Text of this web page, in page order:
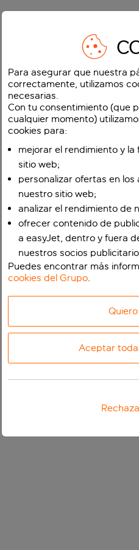
Para asegurar que nuestra
correctamente, utilizamos
necesarias.
Con tu consentimiento (que
cualquier momento)
cookies para:
mejorar el rendimiento y
sitio web;
personalizar ofertas en
nuestro sitio web;
analizar el rendimiento de
ofrecer contenido de
a easyJet, dentro y fuera
nuestros socios
Puedes encontrar más
cookies del Grupo.
Aceptar